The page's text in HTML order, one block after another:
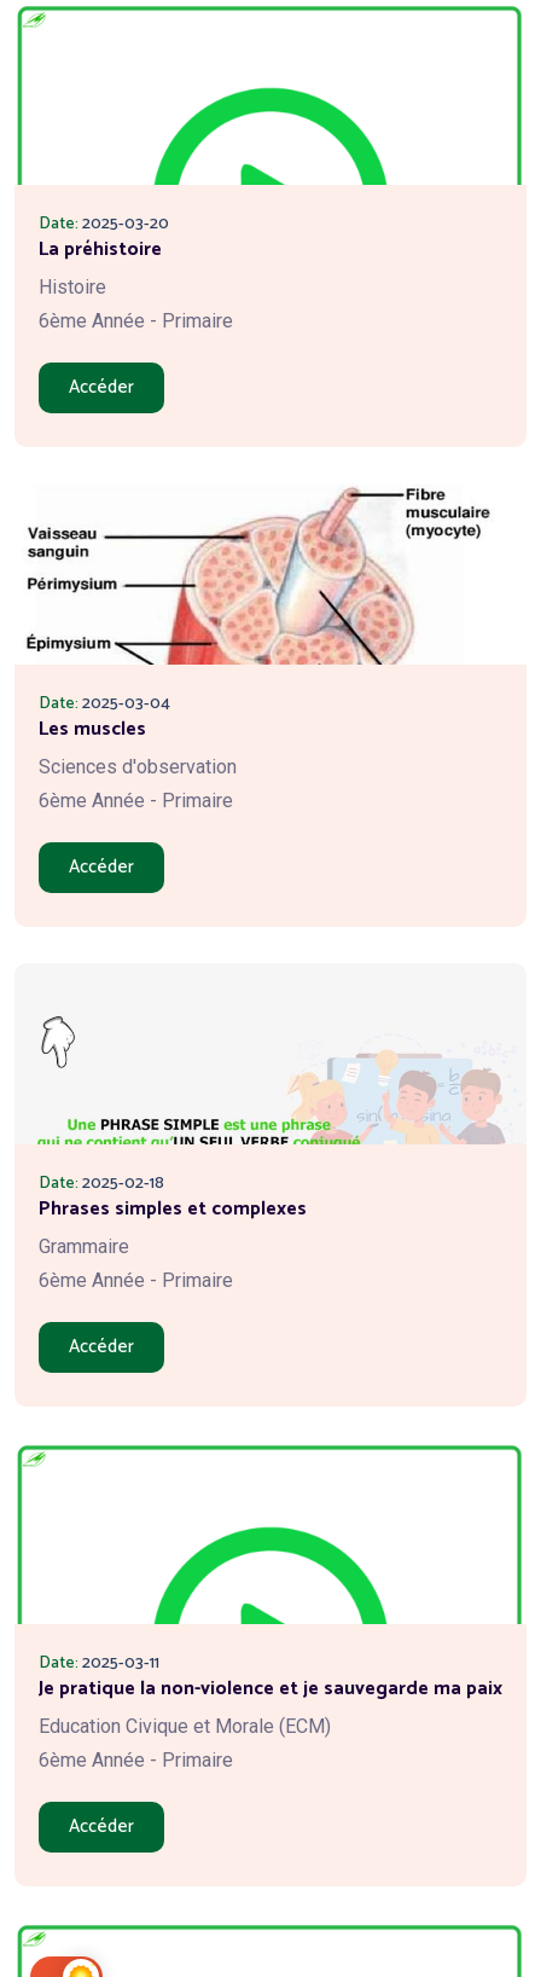
Date:2025-03-20
La préhistoire
Histoire
6ème Année - Primaire
Accéder
Date:2025-03-04
Les muscles
Sciences d'observation
6ème Année - Primaire
Accéder
Date:2025-02-18
Phrases simples et complexes
Grammaire
6ème Année - Primaire
Accéder
Date:2025-03-11
Je pratique la non-violence et je sauvegarde ma paix
Education Civique et Morale (ECM)
6ème Année - Primaire
Accéder